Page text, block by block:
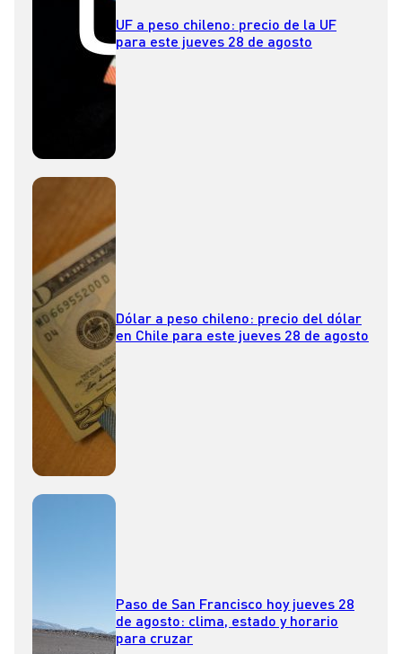
UF a peso chileno: precio de la UF
para este jueves 28 de agosto
Dólar a peso chileno: precio del dólar
en Chile para este jueves 28 de agosto
Paso de San Francisco hoy jueves 28
de agosto: clima, estado y horario
para cruzar